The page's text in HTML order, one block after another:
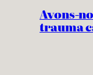
Avons-
trauma